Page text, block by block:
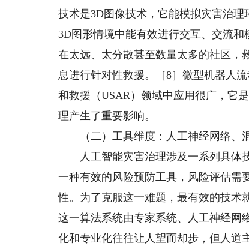
技术是3D图像技术，它能模拟灾害治
3D图形情境中能有效进行交互、交流
在太远、太分散甚至数量太多的社区，
息进行针对性救援。［8］微型机器人
和救援（USAR）领域中应用很广，它
理产生了重要影响。
（二）工具维度：人工神经网络、
人工智能灾害治理涉及一系列具体
一种有效的风险预防工具，风险评估需
性。为了克服这一难题，最有效的技术
这一算法系统由专家系统、人工神经网
化和专业化往往让人望而却步，但人道